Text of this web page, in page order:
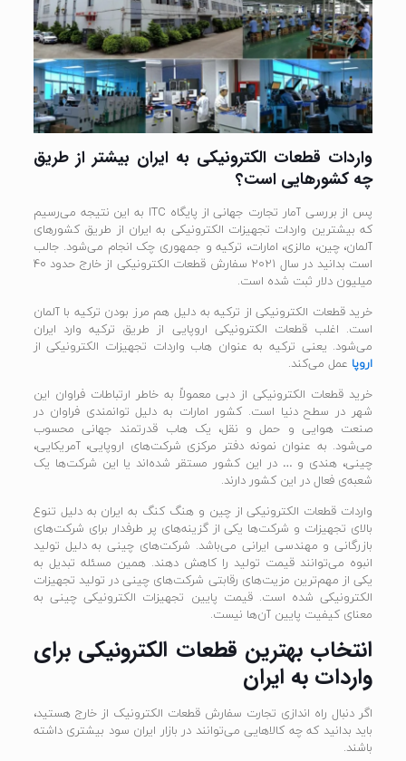
واردات قطعات الکترونیکی به ایران بیشتر از طریق
چه کشورهایی است؟
پس از بررسی آمار تجارت جهانی از پایگاه ITC به این نتیجه می‌رسیم
که بیشترین واردات تجهیزات الکترونیکی به ایران از طریق کشورهای
آلمان، چین، مالزی، امارات، ترکیه و جمهوری چک انجام می‌شود. جالب
است بدانید در سال 2021 سفارش قطعات الکترونیکی از خارج حدود 40
میلیون دلار ثبت شده است.
خرید قطعات الکترونیکی از ترکیه به دلیل هم مرز بودن ترکیه با آلمان
است. اغلب قطعات الکترونیکی اروپایی از طریق ترکیه وارد ایران
می‌شود. یعنی ترکیه به عنوان هاب واردات تجهیزات الکترونیکی از
اروپا عمل می‌کند.
خرید قطعات الکترونیکی از دبی معمولاً به خاطر ارتباطات فراوان این
شهر در سطح دنیا است. کشور امارات به دلیل توانمندی فراوان در
صنعت هوایی و حمل و نقل، یک هاب قدرتمند جهانی محسوب
می‌شود. به عنوان نمونه دفتر مرکزی شرکت‌های اروپایی، آمریکایی،
چینی، هندی و … در این کشور مستقر شده‌اند یا این شرکت‌ها یک
شعبه‌ی فعال در این کشور دارند.
واردات قطعات الکترونیکی از چین و هنگ کنگ به ایران به دلیل تنوع
بالای تجهیزات و شرکت‌ها یکی از گزینه‌های پر طرفدار برای شرکت‌های
بازرگانی و مهندسی ایرانی می‌باشد. شرکت‌های چینی به دلیل تولید
انبوه می‌توانند قیمت تولید را کاهش دهند. همین مسئله تبدیل به
یکی از مهم‌ترین مزیت‌های رقابتی شرکت‌های چینی در تولید تجهیزات
الکترونیکی شده است. قیمت پایین تجهیزات الکترونیکی چینی به
معنای کیفیت پایین آن‌ها نیست.
انتخاب بهترین قطعات الکترونیکی برای
واردات به ایران
اگر دنبال راه اندازی تجارت سفارش قطعات الکترونیک از خارج هستید،
باید بدانید که چه کالاهایی می‌توانند در بازار ایران سود بیشتری داشته
باشند.